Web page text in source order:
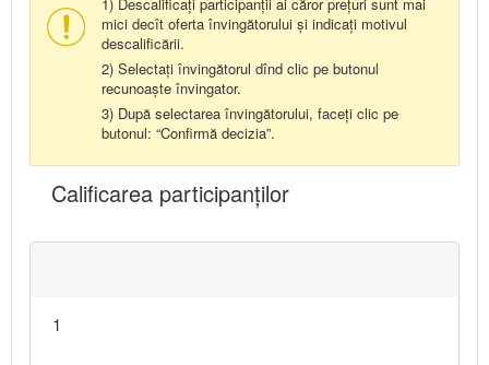
mici decît oferta învingătorului și indicați motivul
descalificării.
2) Selectați învingătorul dînd clic pe butonul
recunoaște învingator.
3) După selectarea învingătorului, faceți clic pe
butonul: “Confirmă decizia”.
Calificarea participanţilor
1